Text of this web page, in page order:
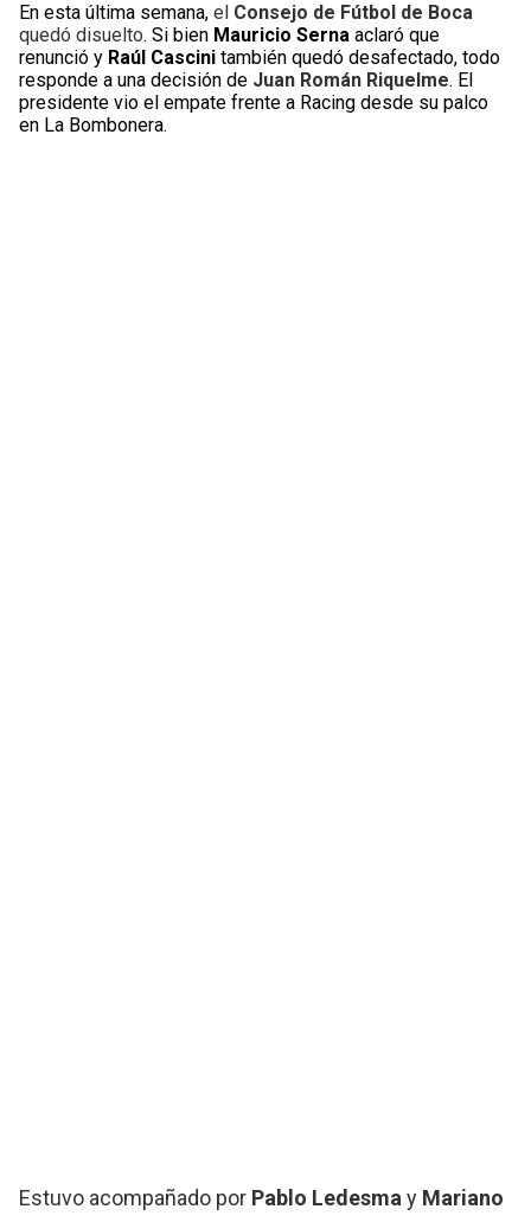
En esta última semana,el Consejo de Fútbol de Boca
quedó disuelto. Si bien Mauricio Sernaaclaró que
renunció y Raúl Cascinitambién quedó desafectado, todo
responde a una decisión de Juan Román Riquelme. El
presidente vio el empate frente a Racing desde su palco
en La Bombonera.
Estuvo acompañado por Pablo Ledesmay Mariano